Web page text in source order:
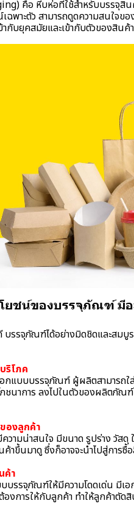
คือ หีบห่อที่ใช้สำหรับบรรจุสิ
พาะตัว สามารถดูดความสนใจข
ากับยุคสมัยและเข้ากับตัวของสิน
ยชน์ของบรรจุภัณฑ์ มีอ
บรรจุภัณฑ์ได้อย่างมิดชิดและสม
ริโภค
แบบบรรจุภัณฑ์ ผู้ผลิตสามารถใ
ชนาการ ลงไปในตัวของผลิตภัณ
องลูกค้า
ามน่าสนใจ มีขนาด รูปร่าง วัสดุ
าขึ้นมาดู ซึ่งก็อาจจะนำไปสู่การซื้
ค้า
บรรจุภัณฑ์ให้มีความโดดเด่น มีเ
งการให้กับลูกค้า ทำให้ลูกค้าตัด